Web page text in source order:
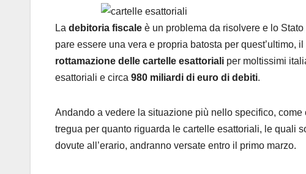
La debitoria fiscale è un problema da risolvere e lo
pare essere una vera e propria batosta per quest’ultimo,
rottamazione delle cartelle esattoriali per moltissimi
esattoriali e circa 980 miliardi di euro di debiti.
Andando a vedere la situazione più nello specifico,
tregua per quanto riguarda le cartelle esattoriali, le quali
dovute all’erario, andranno versate entro il primo marzo.